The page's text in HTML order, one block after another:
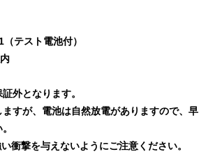
テスト電池付）
外となります。
すが、電池は自然放電がありますので、早
衝撃を与えないようにご注意ください。